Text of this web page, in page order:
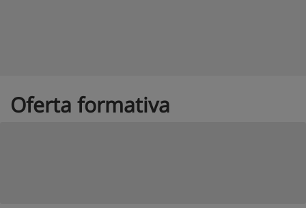
Oferta formativa